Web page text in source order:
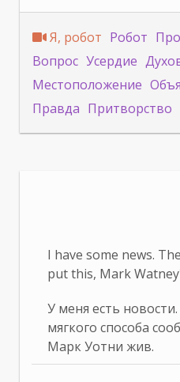
Я, робот Робот
Вопрос Усердие
Местоположение
Правда Притворство
I have some news.
put this, Mark
У меня есть
мягкого способа
Марк Уотни жив.